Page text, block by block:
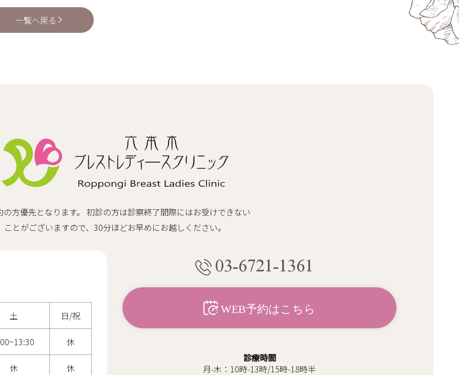
一覧へ戻る
の方優先となります。 初診の方は診察終了間際にはお受けできない
ことがございますので、30分ほどお早めにお越しください。
WEB予約はこちら
03-6721-1361
土 日/祝
休
休 休
診療時間
月-木：10時-13時/15時-18時半